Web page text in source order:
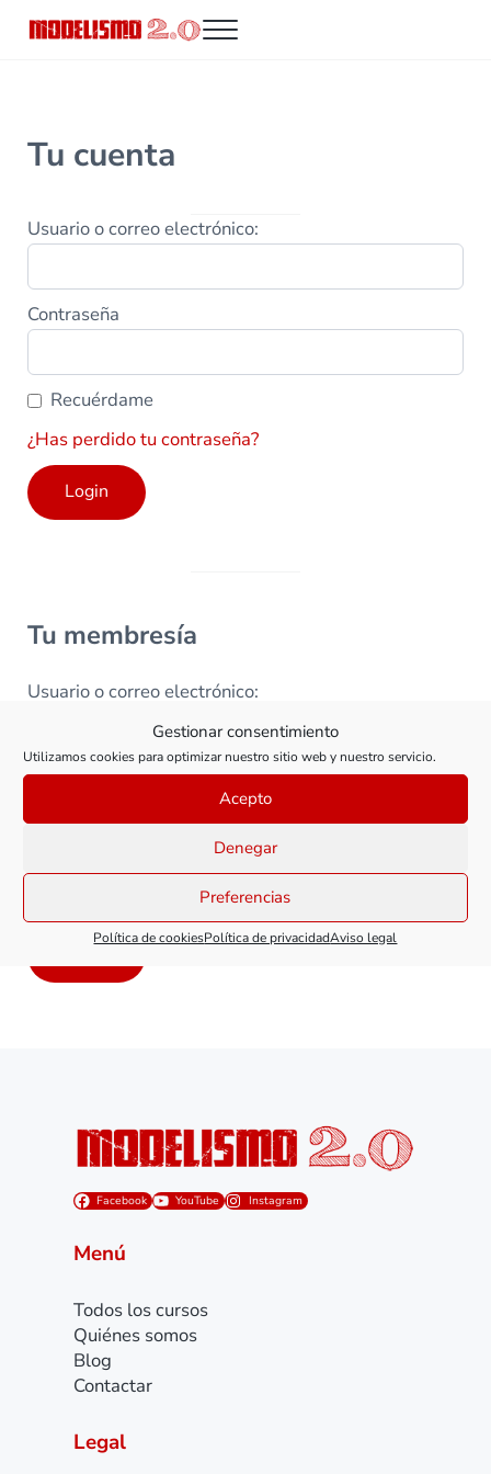
Gestionar consentimiento
Utilizamos cookies para optimizar nuestro sitio web y nuestro servicio.
Acepto
Denegar
Preferencias
Política de cookiesPolítica de privacidadAviso legal
Menu
Tu cuenta
Usuario o correo electrónico:
Contraseña
Recuérdame
¿Has perdido tu contraseña?
Tu membresía
Usuario o correo electrónico:
Contraseña
¿Has perdido tu contraseña?
Facebook YouTube Instagram
Menú
Todos los cursos
Quiénes somos
Blog
Contactar
Legal